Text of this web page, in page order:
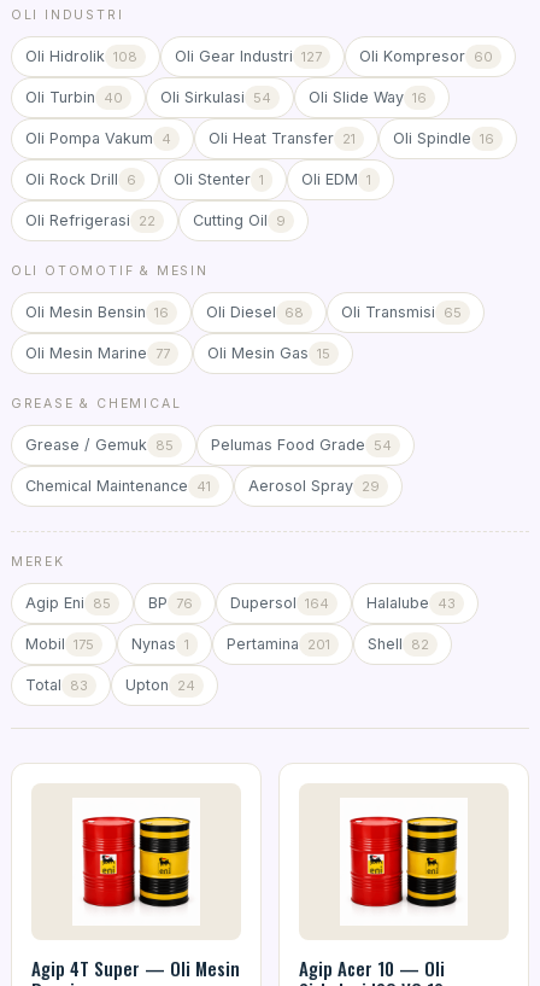
OLI INDUSTRI
Oli Hidrolik 108 Oli Gear Industri 127 Oli Kompresor 60
Oli Turbin 40 Oli Sirkulasi 54 Oli Slide Way 16
Oli Pompa Vakum 4 Oli Heat Transfer 21 Oli Spindle 16
Oli Rock Drill 6 Oli Stenter 1 Oli EDM 1
Oli Refrigerasi 22 Cutting Oil 9
OLI OTOMOTIF & MESIN
Oli Mesin Bensin 16 Oli Diesel 68 Oli Transmisi 65
Oli Mesin Marine 77 Oli Mesin Gas 15
GREASE & CHEMICAL
Grease / Gemuk 85 Pelumas Food Grade 54
Chemical Maintenance 41 Aerosol Spray 29
MEREK
Agip Eni 85 BP 76 Dupersol 164 Halalube 43
Mobil 175 Nynas 1 Pertamina 201 Shell 82
Total 83 Upton 24
Agip 4T Super — Oli Mesin
Agip Acer 10 — Oli